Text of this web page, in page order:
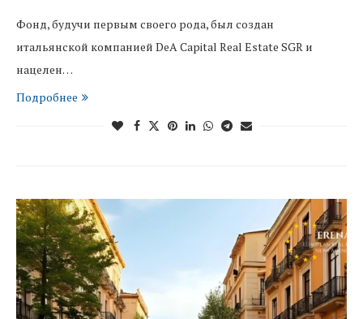
Фонд, будучи первым своего рода, был создан
итальянской компанией DeA Capital Real Estate SGR и
нацелен…
Подробнее